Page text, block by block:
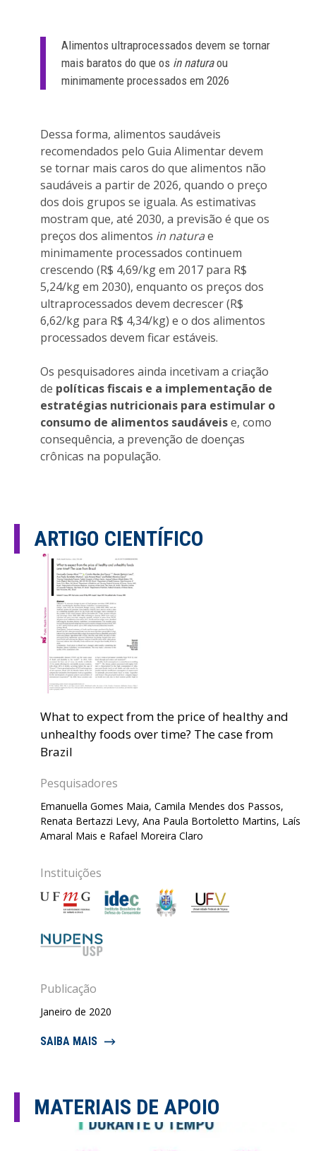
Alimentos ultraprocessados devem se tornar
mais baratos do que os in naturaou
minimamente processados em 2026
Dessa forma, alimentos saudáveis
recomendados pelo Guia Alimentar devem
se tornar mais caros do que alimentos não
saudáveis a partir de 2026, quando o preço
dos dois grupos se iguala. As estimativas
mostram que, até 2030, a previsão é que os
preços dos alimentos in naturae
minimamente processados continuem
crescendo (R$ 4,69/kg em 2017 para R$
5,24/kg em 2030), enquanto os preços dos
ultraprocessados devem decrescer (R$
6,62/kg para R$ 4,34/kg) e o dos alimentos
processados devem ficar estáveis.
Os pesquisadores ainda incetivam a criação
de políticas fiscais e a implementação de
estratégias nutricionais para estimular o
consumo de alimentos saudáveise, como
consequência, a prevenção de doenças
crônicas na população.
ARTIGO CIENTÍFICO
What to expect from the price of healthy and
unhealthy foods over time? The case from
Brazil
Pesquisadores
Emanuella Gomes Maia, Camila Mendes dos Passos,
Renata Bertazzi Levy, Ana Paula Bortoletto Martins, Laís
Amaral Mais e Rafael Moreira Claro
Instituições
Publicação
Janeiro de 2020
SAIBA MAIS
MATERIAIS DE APOIO